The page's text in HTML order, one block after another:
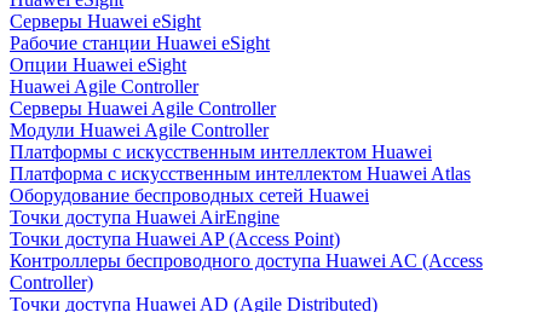
Серверы Huawei eSight
Рабочие станции Huawei eSight
Опции Huawei eSight
Huawei Agile Controller
Серверы Huawei Agile Controller
Модули Huawei Agile Controller
Платформы с искусственным интеллектом Huawei
Платформа с искусственным интеллектом Huawei Atlas
Оборудование беспроводных сетей Huawei
Точки доступа Huawei AirEngine
Точки доступа Huawei AP (Access Point)
Контроллеры беспроводного доступа Huawei AC (Access
Controller)
Точки доступа Huawei AD (Agile Distributed)